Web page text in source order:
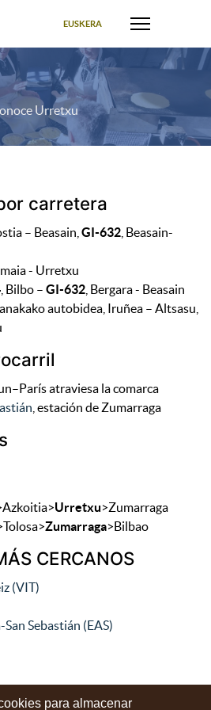
para almacenar
EUSKERA
Urretxu
carretera
– Beasain, GI-632 , Beasain-
- Urretxu
, Bilbo – GI-632 , Bergara - Beasain
autobidea, Iruñea – Altsasu,
atraviesa la comarca
, estación de Zumarraga
Urretxu>Zumarraga
Zumarraga>Bilbao
CERCANOS
(VIT)
Sebastián (EAS)